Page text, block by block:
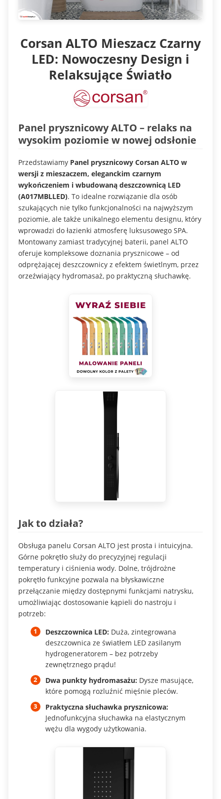
Corsan ALTO Mieszacz Czarny
LED: Nowoczesny Design i
Relaksujące Światło
Panel prysznicowy ALTO – relaks na
wysokim poziomie w nowej odsłonie
Przedstawiamy Panel prysznicowy Corsan ALTO w
wersji z mieszaczem, eleganckim czarnym
wykończeniem i wbudowaną deszczownicą LED
(A017MBLLED). To idealne rozwiązanie dla osób
szukających nie tylko funkcjonalności na najwyższym
poziomie, ale także unikalnego elementu designu, który
wprowadzi do łazienki atmosferę luksusowego SPA.
Montowany zamiast tradycyjnej baterii, panel ALTO
oferuje kompleksowe doznania prysznicowe – od
odprężającej deszczownicy z efektem świetlnym, przez
orzeźwiający hydromasaż, po praktyczną słuchawkę.
Jak to działa?
Obsługa panelu Corsan ALTO jest prosta i intuicyjna.
Górne pokrętło służy do precyzyjnej regulacji
temperatury i ciśnienia wody. Dolne, trójdrożne
pokrętło funkcyjne pozwala na błyskawiczne
przełączanie między dostępnymi funkcjami natrysku,
umożliwiając dostosowanie kąpieli do nastroju i
potrzeb:
Deszczownica LED: Duża, zintegrowana
deszczownica ze światłem LED zasilanym
hydrogeneratorem – bez potrzeby
zewnętrznego prądu!
Dwa punkty hydromasażu: Dysze masujące,
które pomogą rozluźnić mięśnie pleców.
Praktyczna słuchawka prysznicowa:
Jednofunkcyjna słuchawka na elastycznym
wężu dla wygody użytkowania.